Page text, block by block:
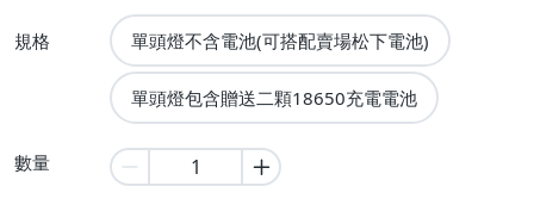
規格 單頭燈不含電池(可搭配賣場松下電池)
單頭燈包含贈送二顆18650充電電池
數量